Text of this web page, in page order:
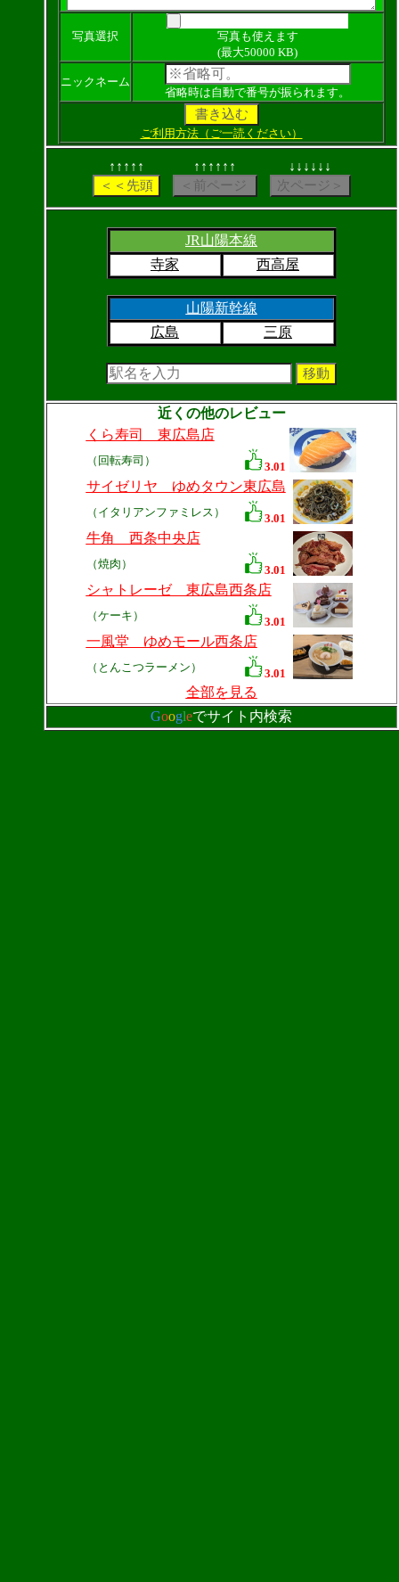
写真選択
写真も使えます
(最大50000 KB)
ニックネーム
省略時は自動で番号が振られます。
ご利用方法（ご一読ください）
↑↑↑↑↑ ↑↑↑↑↑↑ ↓↓↓↓↓↓
JR山陽本線
寺家
西高屋
山陽新幹線
広島
三原
近くの他のレビュー
くら寿司 東広島店
（回転寿司） 3.01
サイゼリヤ ゆめタウン東広島
（イタリアンファミレス） 3.01
牛角 西条中央店
（焼肉） 3.01
シャトレーゼ 東広島西条店
（ケーキ） 3.01
一風堂 ゆめモール西条店
（とんこつラーメン） 3.01
全部を見る
Googleでサイト内検索